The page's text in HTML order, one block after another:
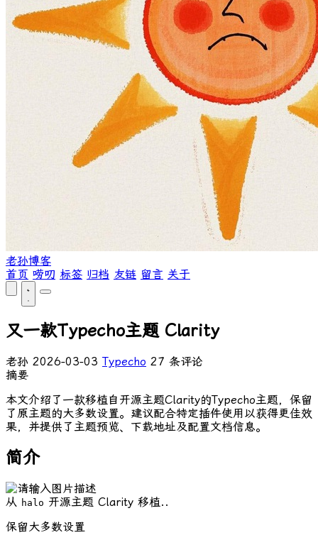
老孙博客
首页 唠叨 标签 归档 友链 留言 关于
又一款Typecho主题 Clarity
老孙 2026-03-03 Typecho 27 条评论
摘要
本文介绍了一款移植自开源主题Clarity的Typecho主题，保留
了原主题的大多数设置。建议配合特定插件使用以获得更佳效
果，并提供了主题预览、下载地址及配置文档信息。
简介
从 halo 开源主题 Clarity 移植..
保留大多数设置